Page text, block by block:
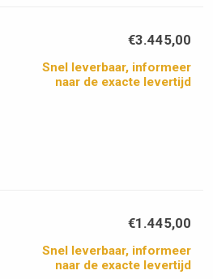
€3.445,00
Snel leverbaar, informeer
naar de exacte levertijd
€1.445,00
Snel leverbaar, informeer
naar de exacte levertijd